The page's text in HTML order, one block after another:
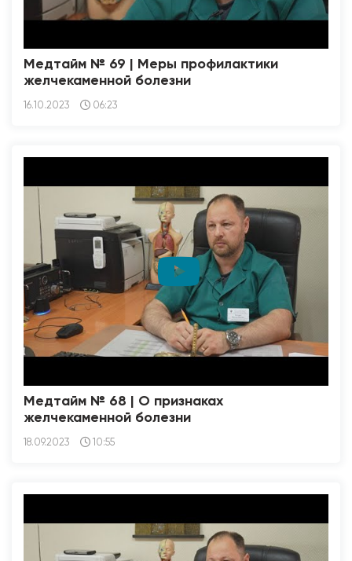
Медтайм № 69 | Меры профилактики
желчекаменной болезни
16.10.2023 06:23
Медтайм № 68 | О признаках
желчекаменной болезни
18.09.2023 10:55